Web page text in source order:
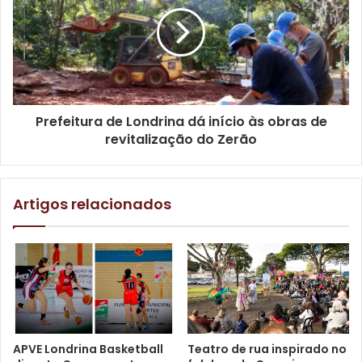
evento. O espírito comunitário, presente há mais de sete
décadas na história da ACEL, continua sendo a principal
força que mantém viva a tradição japonesa em Londrina e
região.
Coordenador Luciano Matsumoto. Foto: Pedro Matsuo /
Prefeitura de Londrina dá início às obras de
revitalização do Zerão
Artigos relacionados
APVE Londrina Basketball
Teatro de rua inspirado no